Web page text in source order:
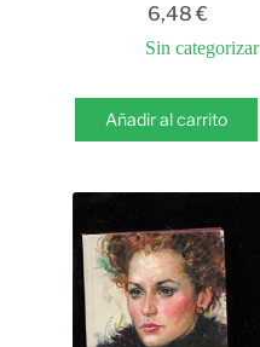
6,48 €
Sin categorizar
Añadir al carrito